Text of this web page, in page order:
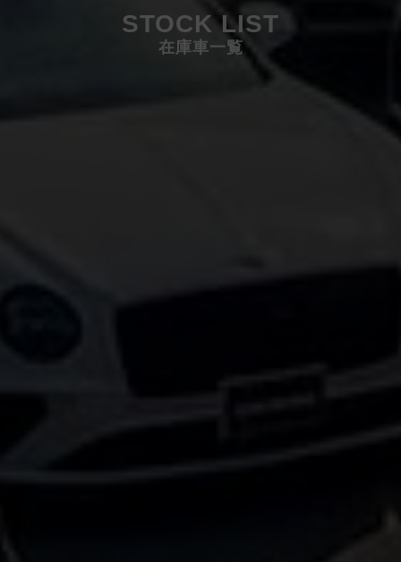
STOCK LIST
在庫車一覧